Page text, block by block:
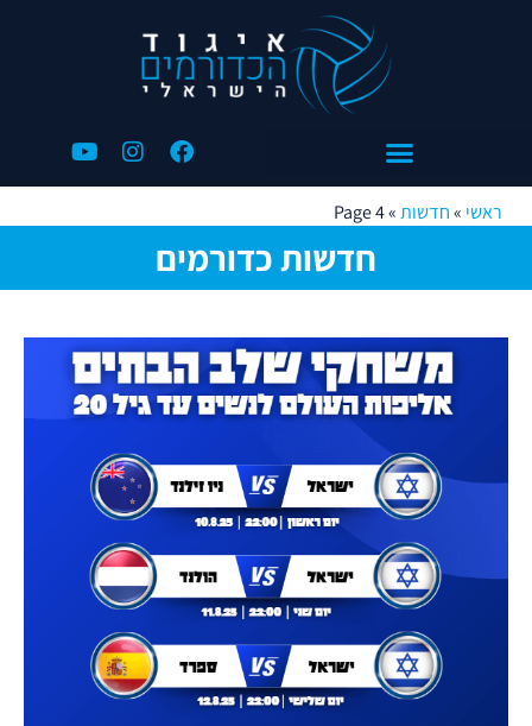
ראשי »חדשות»
Page 4
חדשות כדורמים